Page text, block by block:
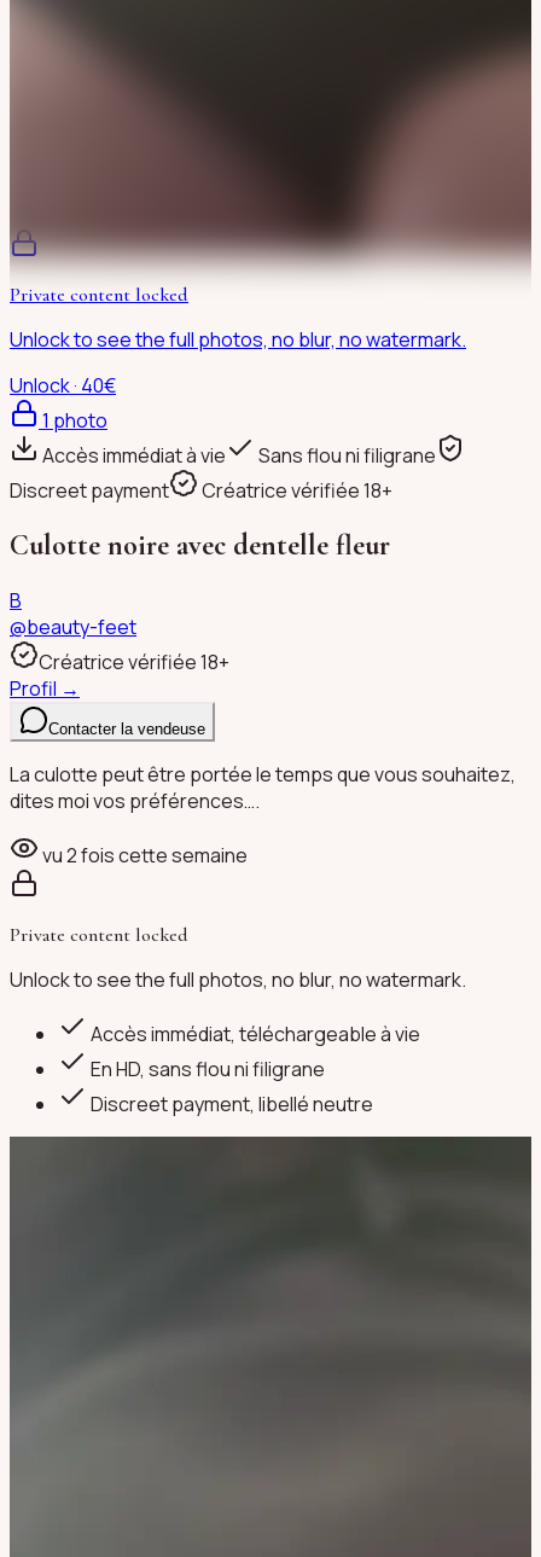
Private content locked
Unlock to see the full photos, no blur, no watermark.
Unlock · 40€
1 photo
Accès immédiat à vie
Sans flou ni filigrane
Discreet payment
Créatrice vérifiée 18+
Culotte noire avec dentelle fleur
B
@beauty-feet
Créatrice vérifiée 18+
Profil →
Contacter la vendeuse
La culotte peut être portée le temps que vous souhaitez,
dites moi vos préférences….
vu2fois cette semaine
Private content locked
Unlock to see the full photos, no blur, no watermark.
Accès immédiat, téléchargeable à vie
En HD, sans flou ni filigrane
Discreet payment, libellé neutre